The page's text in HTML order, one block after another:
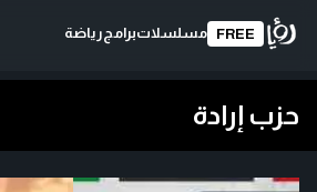
FREE مسلسلاتبرامج رياضة
حزب إرادة